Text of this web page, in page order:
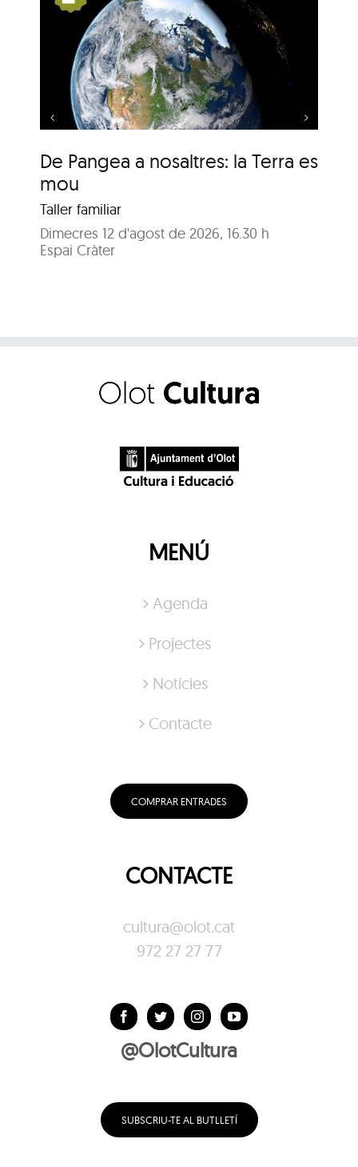
De Pangea a nosaltres: la Terra es
mou
Taller familiar
Dimecres 12 d'agost de 2026, 16.30 h
Espai Cràter
De Pangea a nosaltres:
la Terra es mou
MENÚ
Agenda
Projectes
Notícies
Contacte
COMPRAR ENTRADES
CONTACTE
cultura@olot.cat
972 27 27 77
@OlotCultura
SUBSCRIU-TE AL BUTLLETÍ